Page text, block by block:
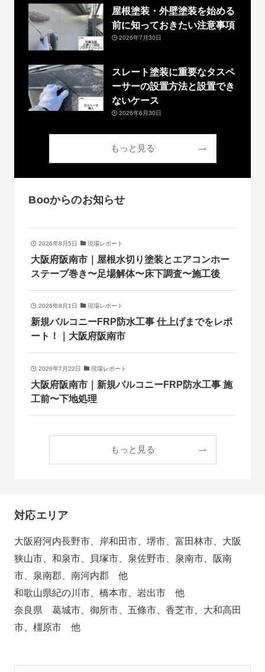
屋根塗装・外壁塗装を始める
前に知っておきたい注意事項
2026年7月30日
スレート塗装に重要なタスペ
ーサーの設置方法と設置でき
ないケース
2026年6月30日
もっと見る
Booからのお知らせ
2026年8月5日 現場レポート
大阪府阪南市｜屋根水切り塗装とエアコンホー
ステープ巻き〜足場解体〜床下調査〜施工後
2026年8月1日 現場レポート
新規バルコニーFRP防水工事 仕上げまでをレポ
ート！｜大阪府阪南市
2026年7月22日 現場レポート
大阪府阪南市｜新規バルコニーFRP防水工事 施
工前〜下地処理
もっと見る
対応エリア
大阪府河内長野市、岸和田市、堺市、富田林市、大阪
狭山市、和泉市、貝塚市、泉佐野市、泉南市、阪南
市、泉南郡、南河内郡 他
和歌山県紀の川市、橋本市、岩出市 他
奈良県 葛城市、御所市、五條市、香芝市、大和高田
市、橿原市 他